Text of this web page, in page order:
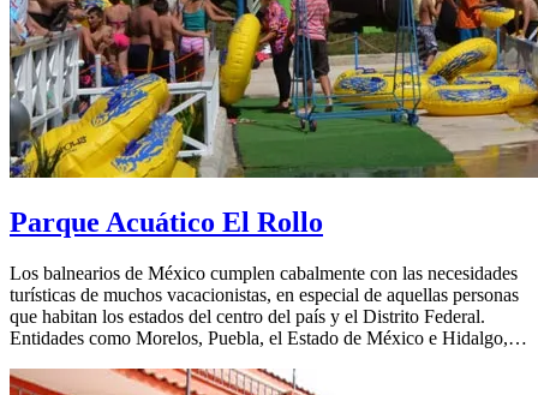
Parque Acuático El Rollo
Los balnearios de México cumplen cabalmente con las necesidades
turísticas de muchos vacacionistas, en especial de aquellas personas
que habitan los estados del centro del país y el Distrito Federal.
Entidades como Morelos, Puebla, el Estado de México e Hidalgo,…